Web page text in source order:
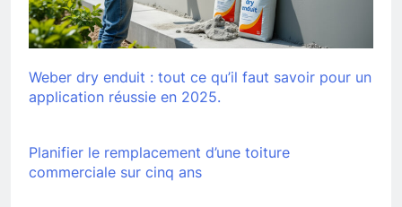
Weber dry enduit : tout ce qu’il faut savoir pour un
application réussie en 2025.
Planifier le remplacement d’une toiture
commerciale sur cinq ans